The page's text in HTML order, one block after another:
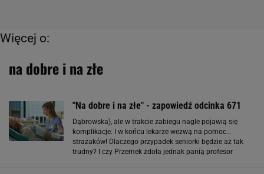
Więcej o:
na dobre i na złe
"Na dobre i na złe" - zapowiedź odcinka 671
Dąbrowska), ale w trakcie zabiegu nagle pojawią się
komplikacje. I w końcu lekarze wezwą na pomoc…
strażaków! Dlaczego przypadek seniorki będzie aż tak
trudny? I czy Przemek zdoła jednak panią profesor